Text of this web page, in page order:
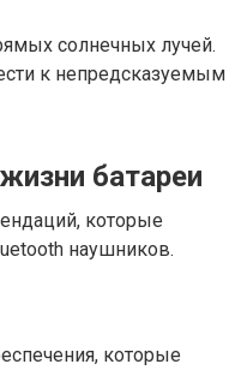
солнечных лучей.
к непредсказуемым
батареи
которые
наушников.
которые